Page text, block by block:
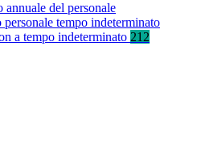
annuale del personale
personale tempo indeterminato
a tempo indeterminato 212